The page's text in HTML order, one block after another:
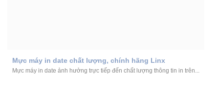
Mực máy in date chất lượng, chính hãng Linx
Mực máy in date ảnh hưởng trực tiếp đến chất lượng thông tin in trên...